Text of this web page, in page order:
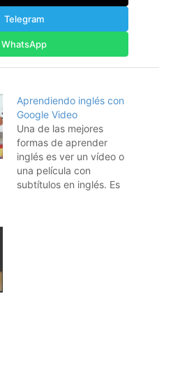
Telegram
WhatsApp
Aprendiendo inglés con
Google Video
Una de las mejores
formas de aprender
inglés es ver un vídeo o
una película con
subtítulos en inglés. Es